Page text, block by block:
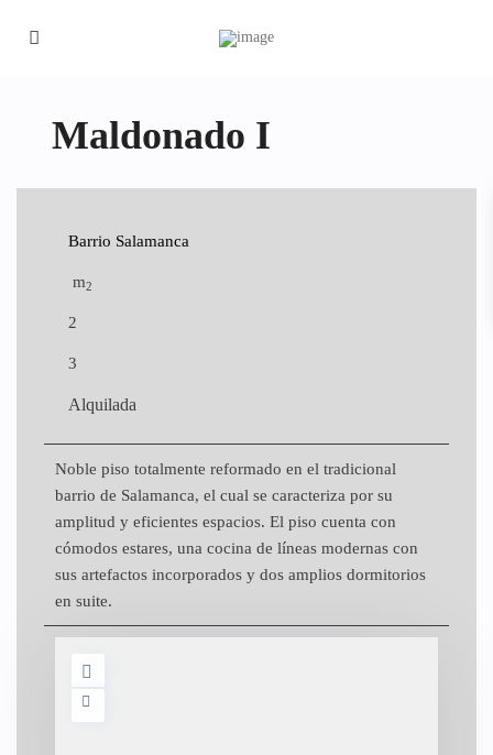
Maldonado I
Barrio Salamanca
m2
2
3
Alquilada
Noble piso totalmente reformado en el tradicional
barrio de Salamanca, el cual se caracteriza por su
amplitud y eficientes espacios. El piso cuenta con
cómodos estares, una cocina de líneas modernas con
sus artefactos incorporados y dos amplios dormitorios
en suite.